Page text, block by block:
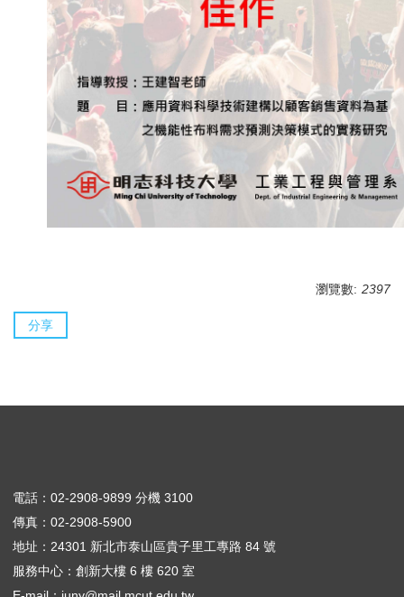
瀏覽數: 2397
分享
電話：02-2908-9899 分機 3100
傳真：02-2908-5900
地址：24301 新北市泰山區貴子里工專路 84 號
服務中心：創新大樓 6 樓 620 室